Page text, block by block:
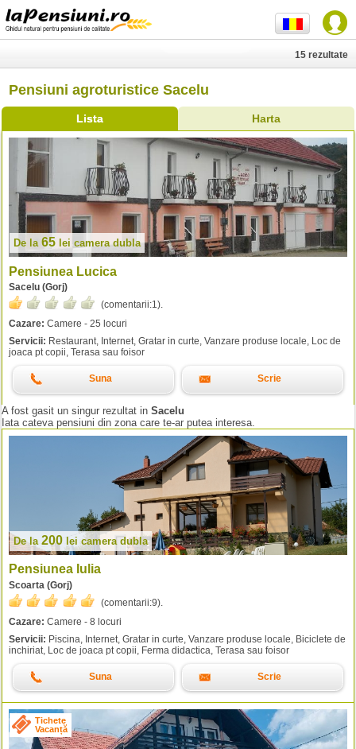
Pensiuni agroturistice Sacelu
Lista Harta
15 rezultate
De la 65 lei camera dubla
Pensiunea Lucica
Sacelu (Gorj)
(comentarii:1).
Cazare: Camere - 25 locuri
Servicii: Restaurant, Internet, Gratar in curte, Vanzare produse locale, Loc de
joaca pt copii, Terasa sau foisor
Suna Scrie
A fost gasit un singur rezultat in Sacelu
Iata cateva pensiuni din zona care te-ar putea interesa.
De la 200 leicamera dubla
Pensiunea Iulia
Scoarta (Gorj)
(comentarii:9).
Cazare: Camere - 8 locuri
Servicii: Piscina, Internet, Gratar in curte, Vanzare produse locale, Biciclete de
inchiriat, Loc de joaca pt copii, Ferma didactica, Terasa sau foisor
Suna Scrie
Tichete
Vacanță